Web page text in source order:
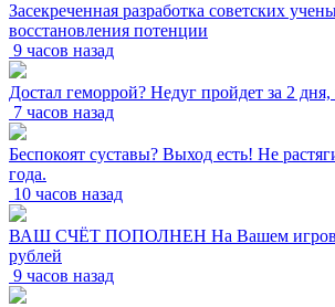
Засекреченная разработка советских
восстановления потенции
9 часов назад
Достал геморрой? Недуг пройдет за 2
7 часов назад
Беспокоят суставы? Выход есть! Не
года.
10 часов назад
ВАШ СЧЁТ ПОПОЛНЕН На Вашем
рублей
9 часов назад